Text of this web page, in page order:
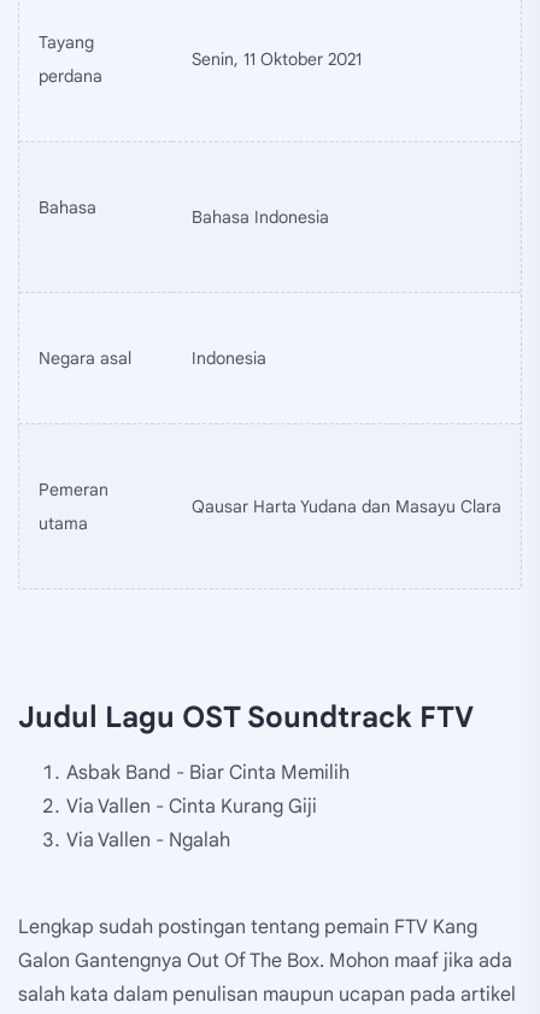
Tayang
perdana
Senin, 11 Oktober 2021
Bahasa Bahasa Indonesia
Negara asal Indonesia
Pemeran
utama
Qausar Harta Yudana dan Masayu Clara
Judul Lagu OST Soundtrack FTV
Asbak Band - Biar Cinta Memilih
Via Vallen - Cinta Kurang Giji
Via Vallen - Ngalah
Lengkap sudah postingan tentang pemain FTV Kang
Galon Gantengnya Out Of The Box. Mohon maaf jika ada
salah kata dalam penulisan maupun ucapan pada artikel